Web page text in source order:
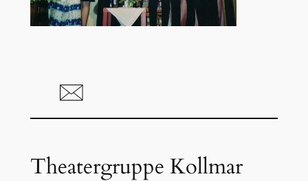
Theatergruppe Kollmar